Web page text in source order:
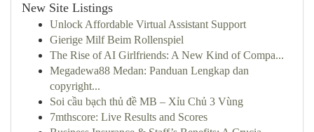
New Site Listings
Unlock Affordable Virtual Assistant Support
Gierige Milf Beim Rollenspiel
The Rise of AI Girlfriends: A New Kind of Compa...
Megadewa88 Medan: Panduan Lengkap dan
copyright...
Soi cầu bạch thủ đề MB – Xỉu Chủ 3 Vùng
7mthscore: Live Results and Scores